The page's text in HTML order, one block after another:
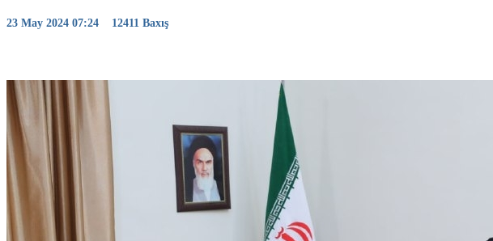
23 May 2024 07:24 12411 Baxış